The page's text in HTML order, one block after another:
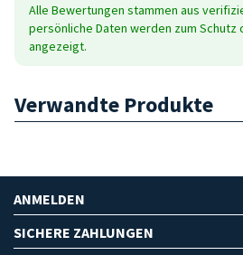
Alle Bewertungen stammen aus
persönliche Daten werden zum Schutz
angezeigt.
Verwandte Produkte
ANMELDEN
SICHERE ZAHLUNGEN